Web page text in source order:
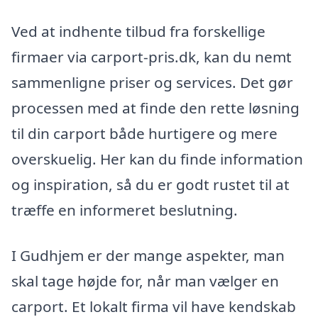
Ved at indhente tilbud fra forskellige
firmaer via carport-pris.dk, kan du nemt
sammenligne priser og services. Det gør
processen med at finde den rette løsning
til din carport både hurtigere og mere
overskuelig. Her kan du finde information
og inspiration, så du er godt rustet til at
træffe en informeret beslutning.
I Gudhjem er der mange aspekter, man
skal tage højde for, når man vælger en
carport. Et lokalt firma vil have kendskab